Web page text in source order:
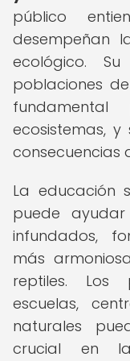
público
desempeñan
ecológico.
poblaciones
ecosistemas,
consecuencias
La educación
puede
infundados,
más
reptiles. Los
escuelas,
naturales
crucial en